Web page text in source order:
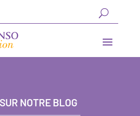
NOTRE BLOG